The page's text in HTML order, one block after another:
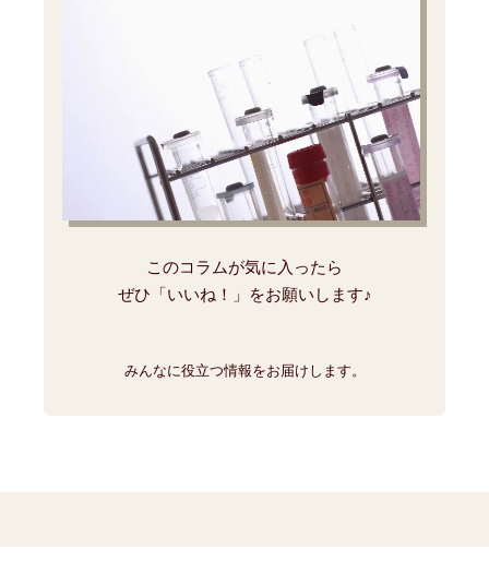
このコラムが気に入ったら
ぜひ「いいね！」をお願いします♪
みんなに役立つ情報をお届けします。